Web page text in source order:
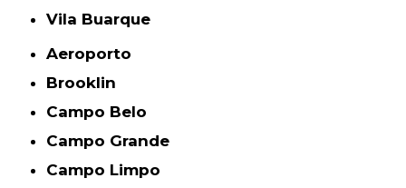
Vila Buarque
Aeroporto
Brooklin
Campo Belo
Campo Grande
Campo Limpo